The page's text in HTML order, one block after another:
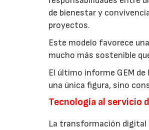
de bienestar y
proyectos.
Este modelo favorece
mucho más sostenible
El último informe GEM
una única figura, sino
Tecnología al servicio
La transformación digital